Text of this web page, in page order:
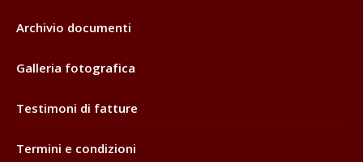
Archivio documenti
Galleria fotografica
Testimoni di fatture
Termini e condizioni